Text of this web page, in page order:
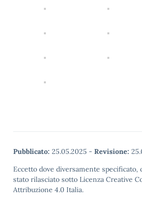
Pubblicato: 25.05.2025 - Revisione:
Eccetto dove diversamente specificato,
stato rilasciato sotto Licenza Creative
Attribuzione 4.0 Italia.